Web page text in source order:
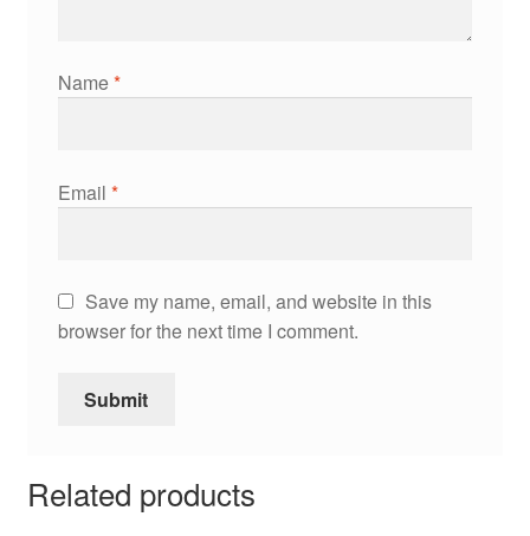
Name*
Email *
Save my name, email, and website in this
browser for the next time I comment.
Related products